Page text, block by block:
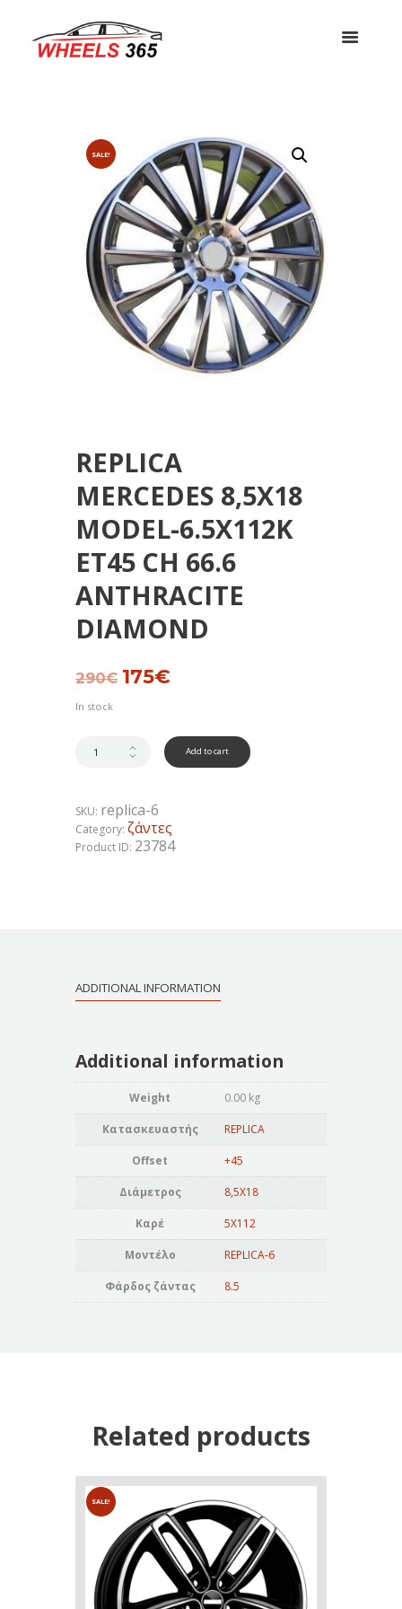
SALE!
REPLICA
MERCEDES 8,5X18
MODEL-6.5X112K
ET45 CH 66.6
ANTHRACITE
DIAMOND
290€ Original
175€Current
In stock
Add to cart
SKU: replica-6
Category: ζάντες
Product ID: 23784
ADDITIONAL INFORMATION
Additional information
Weight 0.00 kg
Κατασκευαστής REPLICA
Offset +45
Διάμετρος 8,5X18
Καρέ 5X112
Μοντέλο REPLICA-6
Φάρδος ζάντας 8.5
Related products
SALE!